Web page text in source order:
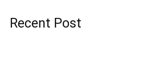
Recent Post